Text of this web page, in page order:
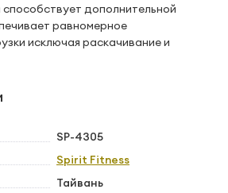
дополнительной
равномерное
исключая раскачивание и
SP-4305
Spirit Fitness
Тайвань